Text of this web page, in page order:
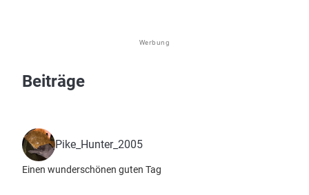
Werbung
Beiträge
Pike_Hunter_2005
Einen wunderschönen guten Tag